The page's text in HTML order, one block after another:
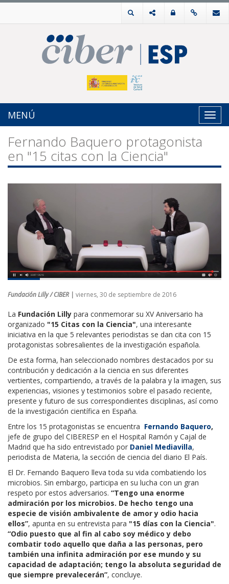
MENÚ
Fernando Baquero protagonista
en "15 citas con la Ciencia"
Fundación Lilly / CIBER | viernes, 30 de septiembre de 2016
La Fundación Lilly para conmemorar su XV Aniversario ha
organizado "15 Citas con la Ciencia", una interesante
iniciativa en la que 5 relevantes periodistas se dan cita con 15
protagonistas sobresalientes de la investigación española.
De esta forma, han seleccionado nombres destacados por su
contribución y dedicación a la ciencia en sus diferentes
vertientes, compartiendo, a través de la palabra y la imagen, sus
experiencias, visiones y testimonios sobre el pasado reciente,
presente y futuro de sus correspondientes disciplinas, así como
de la investigación científica en España.
Entre los 15 protagonistas se encuentra Fernando Baquero,
jefe de grupo del CIBERESP en el Hospital Ramón y Cajal de
Madrid que ha sido entrevistado por Daniel Mediavilla,
periodista de Materia, la sección de ciencia del diario El País.
El Dr. Fernando Baquero lleva toda su vida combatiendo los
microbios. Sin embargo, participa en su lucha con un gran
respeto por estos adversarios. “Tengo una enorme
admiración por los microbios. De hecho tengo una
especie de visión ambivalente de amor y odio hacia
ellos”, apunta en su entrevista para "15 días con la Ciencia".
“Odio puesto que al fin al cabo soy médico y debo
combatir todo aquello que daña a las personas, pero
también una infinita admiración por ese mundo y su
capacidad de adaptación; tengo la absoluta seguridad de
que siempre prevalecerán”, concluye.